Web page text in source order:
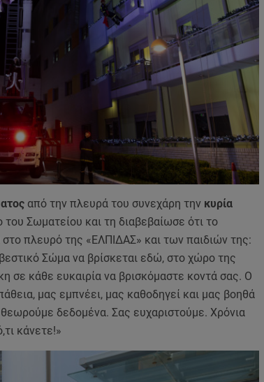
από την πλευρά του συνεχάρη την κυρία
του Σωματείου και τη διαβεβαίωσε ότι το
στο πλευρό της «ΕΛΠΙΔΑΣ» και των παιδιών της:
Σώμα να βρίσκεται εδώ, στο χώρο της
σε κάθε ευκαιρία να βρισκόμαστε κοντά σας. Ο
μας εμπνέει, μας καθοδηγεί και μας βοηθά
δεδομένα. Σας ευχαριστούμε. Χρόνια
κάνετε!»